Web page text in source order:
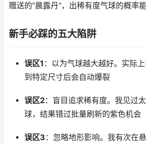
赠送的"晨露丹"，出稀有度气球的概率能
新手必踩的五大陷阱
误区1 ：以为气球越大越好。实际
到特定尺寸后会自动爆裂
误区2：盲目追求稀有度。我见过
球，结果错过批量刷新的紫色机会
误区3 ：忽略地形影响。我有次在